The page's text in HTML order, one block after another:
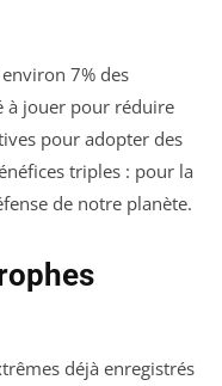
7% des
à jouer pour réduire
pour adopter des
triples : pour la
de notre planète.
déjà enregistrés